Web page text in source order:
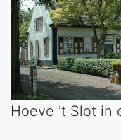
Hoeve 't Slot in